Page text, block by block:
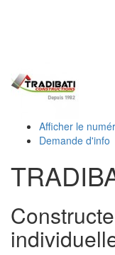
Afficher le
Demande d'info